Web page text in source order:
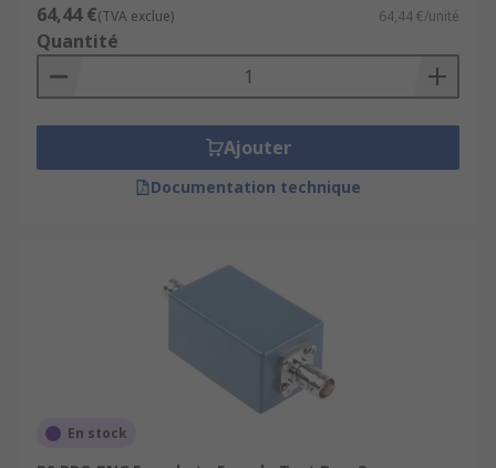
64,44 €(TVA exclue) 64,44 €/unité
Quantité
Ajouter
Documentation technique
En stock